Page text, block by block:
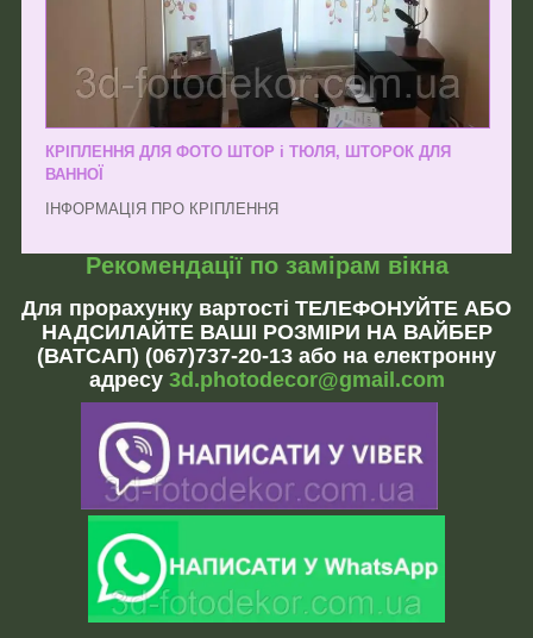
КРІПЛЕННЯ ДЛЯ ФОТО ШТОР і ТЮЛЯ, ШТОРОК ДЛЯ
ВАННОЇ
ІНФОРМАЦІЯ ПРО КРІПЛЕННЯ
Рекомендації по замірам вікна
Для прорахунку вартості ТЕЛЕФОНУЙТЕ АБО
НАДСИЛАЙТЕ ВАШІ РОЗМІРИ НА ВАЙБЕР
(ВАТСАП) (067)737-20-13 або на електронну
адресу 3d.photodecor@gmail.com